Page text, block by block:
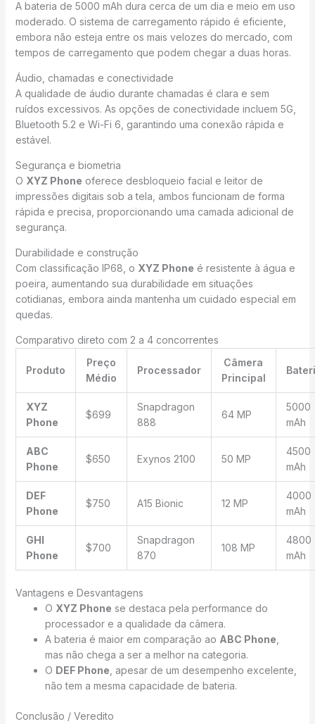
A bateria de 5000 mAh dura cerca de um dia e meio em uso
moderado. O sistema de carregamento rápido é eficiente,
embora não esteja entre os mais velozes do mercado, com
tempos de carregamento que podem chegar a duas horas.
Áudio, chamadas e conectividade
A qualidade de áudio durante chamadas é clara e sem
ruídos excessivos. As opções de conectividade incluem 5G,
Bluetooth 5.2 e Wi-Fi 6, garantindo uma conexão rápida e
estável.
Segurança e biometria
O XYZ Phone oferece desbloqueio facial e leitor de
impressões digitais sob a tela, ambos funcionam de forma
rápida e precisa, proporcionando uma camada adicional de
segurança.
Durabilidade e construção
Com classificação IP68, o XYZ Phone é resistente à água e
poeira, aumentando sua durabilidade em situações
cotidianas, embora ainda mantenha um cuidado especial em
quedas.
Comparativo direto com 2 a 4 concorrentes
Produto
Preço
Médio
Processador
Câmera
Principal
XYZ
Phone
$699
Snapdragon
888
64 MP
5000
mAh
ABC
Phone
$650 Exynos 2100 50 MP
4500
mAh
DEF
Phone
$750 A15 Bionic 12 MP
4000
mAh
GHI
Phone
$700
Snapdragon
870
108 MP
4800
mAh
Vantagens e Desvantagens
O XYZ Phone se destaca pela performance do
processador e a qualidade da câmera.
A bateria é maior em comparação ao ABC Phone
mas não chega a ser a melhor na categoria.
O DEF Phone , apesar de um desempenho excelente,
não tem a mesma capacidade de bateria.
Conclusão / Veredito